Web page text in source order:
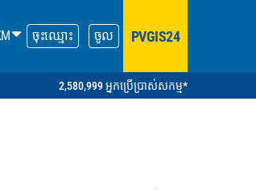
ចុះឈ្មោះ ចូល PVGIS24
2,580,999 អ្នកប្រើប្រាស់សកម្ម*